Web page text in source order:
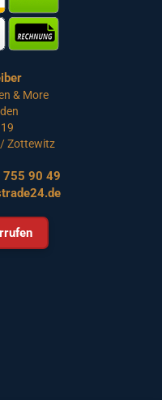
& More
Zottewitz
90 49